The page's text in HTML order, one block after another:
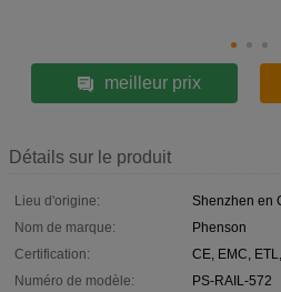
meilleur prix
Détails sur le produit
Lieu d'origine:
Shenzhen en
Nom de marque:
Phenson
Certification:
CE, EMC,
Numéro de modèle:
PS-RAIL-572